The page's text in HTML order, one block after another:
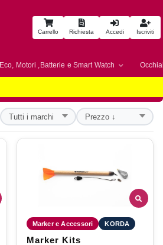
Carrello Richiesta Accedi Iscriviti
Eco, Motori ,Batterie e Smart Watch
Marker e Accessori KORDA
Marker Kits